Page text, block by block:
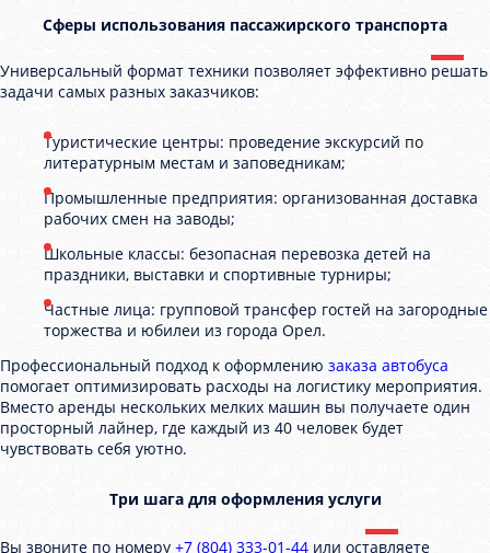
Сферы использования пассажирского транспорта
Универсальный формат техники позволяет эффективно решать
задачи самых разных заказчиков:
Туристические центры: проведение экскурсий по
литературным местам и заповедникам;
Промышленные предприятия: организованная доставка
рабочих смен на заводы;
Школьные классы: безопасная перевозка детей на
праздники, выставки и спортивные турниры;
Частные лица: групповой трансфер гостей на загородные
торжества и юбилеи из города Орел.
Профессиональный подход к оформлению заказа автобуса
помогает оптимизировать расходы на логистику мероприятия.
Вместо аренды нескольких мелких машин вы получаете один
просторный лайнер, где каждый из 40 человек будет
чувствовать себя уютно.
Три шага для оформления услуги
Вы звоните по номеру +7 (804) 333-01-44 или оставляете